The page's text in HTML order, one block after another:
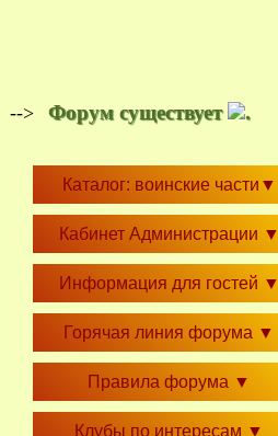
--> Форум существует .
Каталог: воинские части ▼
Кабинет Администрации ▼
Информация для гостей ▼
Горячая линия форума ▼
Правила форума ▼
Клубы по интересам ▼